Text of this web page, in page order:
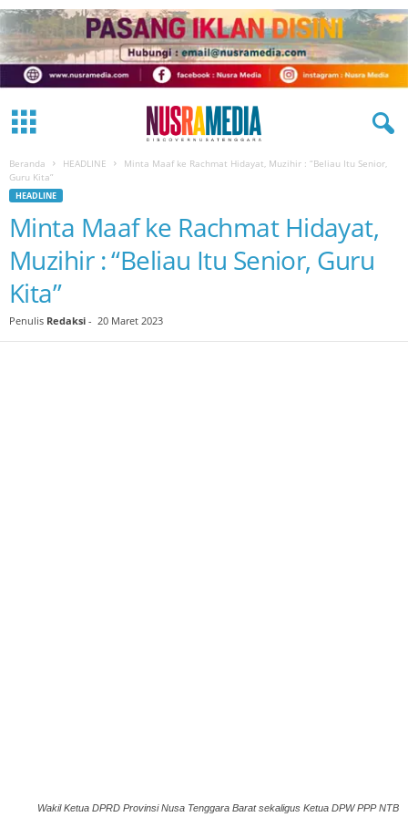
Beranda HEADLINE
Minta Maaf ke Rachmat Hidayat, Muzihir : “Beliau Itu Senior,
Guru Kita”
HEADLINE
Minta Maaf ke Rachmat Hidayat,
Muzihir : “Beliau Itu Senior, Guru
Kita”
Penulis Redaksi - 20 Maret 2023
Wakil Ketua DPRD Provinsi Nusa Tenggara Barat sekaligus Ketua DPW PPP NTB